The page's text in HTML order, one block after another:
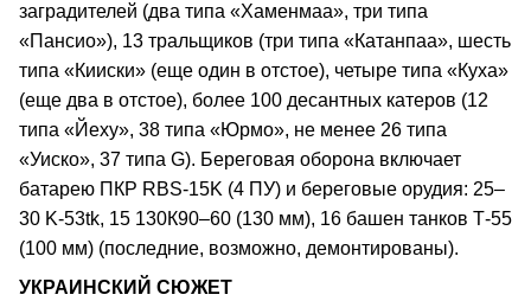
заградителей (два типа «Хаменмаа», три типа
«Пансио»), 13 тральщиков (три типа «Катанпаа», шесть
типа «Кииски» (еще один в отстое), четыре типа «Куха»
(еще два в отстое), более 100 десантных катеров (12
типа «Йеху», 38 типа «Юрмо», не менее 26 типа
«Уиско», 37 типа G). Береговая оборона включает
батарею ПКР RBS-15K (4 ПУ) и береговые орудия: 25–
30 K-53tk, 15 130К90–60 (130 мм), 16 башен танков Т-55
(100 мм) (последние, возможно, демонтированы).
УКРАИНСКИЙ СЮЖЕТ